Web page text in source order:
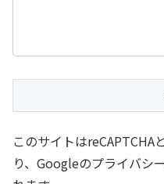
このサイトは
り、Googleのプライバシ